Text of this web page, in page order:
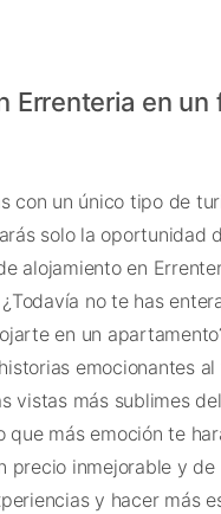
Errenteria en un
con un único tipo de
solo la oportunidad
alojamiento en
no te has
en un
emocionantes
vistas más sublimes
que más emoción te
precio inmejorable y de
y hacer más